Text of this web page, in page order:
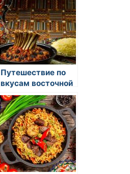
Путешествие по
вкусам восточной
кухни